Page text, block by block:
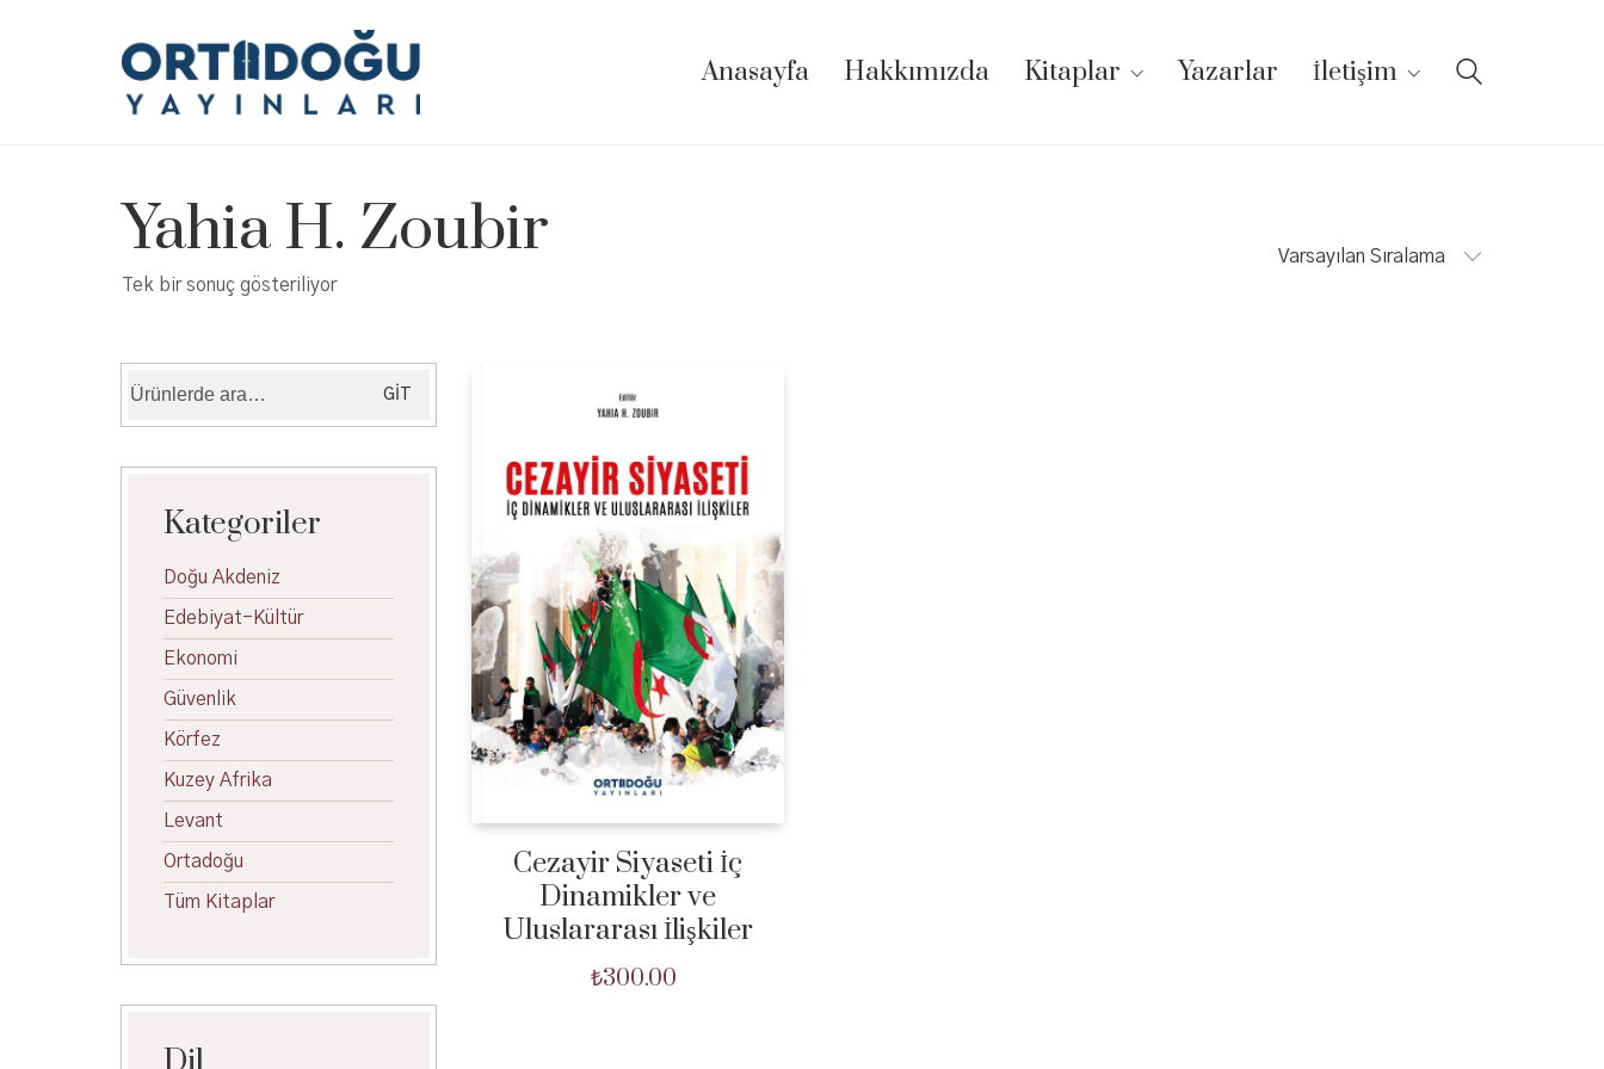
Anasayfa Hakkımızda Kitaplar Yazarlar İletişim
Yahia H. Zoubir
Tek bir sonuç gösteriliyor
Varsayılan Sıralama
Cezayir Siyaseti İç
Dinamikler ve
Uluslararası İlişkiler
₺300.00
Ara:
GIT
Kategoriler
Doğu Akdeniz
Edebiyat-Kültür
Ekonomi
Güvenlik
Körfez
Kuzey Afrika
Levant
Ortadoğu
Tüm Kitaplar